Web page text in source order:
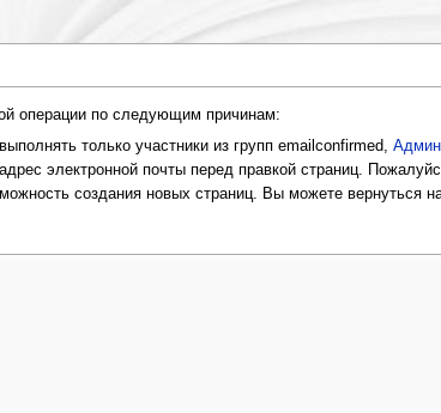
операции по следующим причинам:
только участники из групп emailconfirmed,
электронной почты перед правкой страниц.
создания новых страниц. Вы можете вернуться